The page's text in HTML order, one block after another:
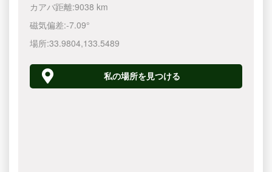
カアバ距離:9038 km
磁気偏差:-7.09°
場所:33.9804,133.5490
私の場所を見つける